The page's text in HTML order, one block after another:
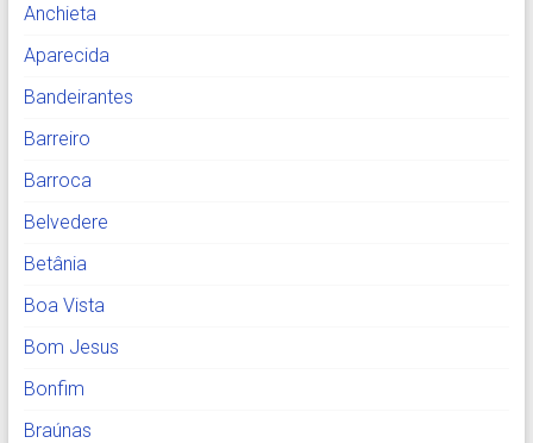
Anchieta
Aparecida
Bandeirantes
Barreiro
Barroca
Belvedere
Betânia
Boa Vista
Bom Jesus
Bonfim
Braúnas